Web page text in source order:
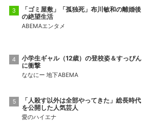
「ゴミ屋敷」「孤独死」布川敏和の離婚後
の絶望生活
ABEMAエンタメ
小学生ギャル（12歳）の登校姿＆すっぴん
に衝撃
ななにー 地下ABEMA
「人殺す以外は全部やってきた」総長時代
を公開した人気芸人
愛のハイエナ